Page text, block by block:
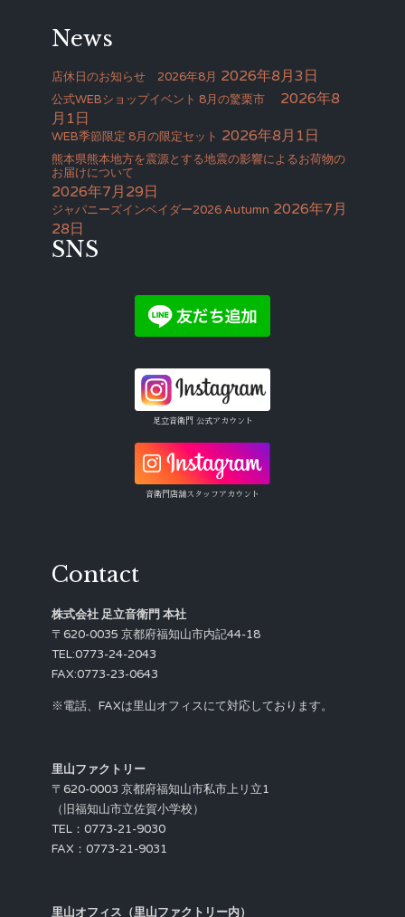
News
店休日のお知らせ 2026年8月 2026年8月3日
公式WEBショップイベント 8月の驚栗市
2026年8
月1日
WEB季節限定 8月の限定セット 2026年8月1日
熊本県熊本地方を震源とする地震の影響によるお荷物の
お届けについて
2026年7月29日
ジャパニーズインベイダー2026 Autumn 2026年7月
28日
SNS
足立音衛門 公式アカウント
音衛門店舗スタッフアカウント
Contact
株式会社 足立音衛門 本社
〒620-0035 京都府福知山市内記44-18
TEL:0773-24-2043
FAX:0773-23-0643
※電話、FAXは里山オフィスにて対応しております。
里山ファクトリー
〒620-0003 京都府福知山市私市上リ立1
（旧福知山市立佐賀小学校）
TEL：0773-21-9030
FAX：0773-21-9031
里山オフィス（里山ファクトリー内）